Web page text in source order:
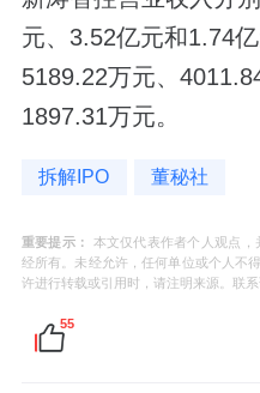
元、3.52亿元和1.74
5189.22万元、
1897.31万元。
拆解IPO 董秘社
重要提示：
本文仅代表作者个人观点
经所有。未经允许，任何单位或个人不
许进行转载或引用时，请注明来源。联
55